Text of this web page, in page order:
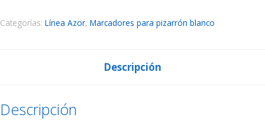
Categorías: Línea Azor, Marcadores para pizarrón blanco
Descripción
Descripción